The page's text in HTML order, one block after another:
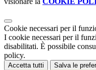
Cookie necessari per il
I cookie necessari per il
disabilitati. È possibile
policy.
Accetta tutti Salva le